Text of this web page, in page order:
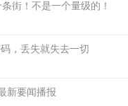
街！不是一个量级的！
，丢失就失去一切
新要闻播报